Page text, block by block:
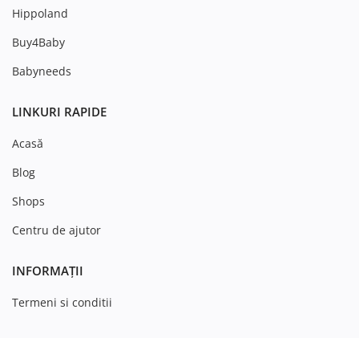
Hippoland
Buy4Baby
Babyneeds
LINKURI RAPIDE
Acasă
Blog
Shops
Centru de ajutor
INFORMAȚII
Termeni si conditii